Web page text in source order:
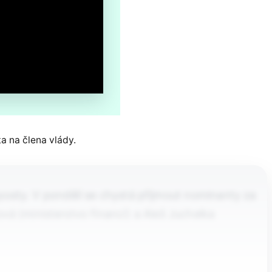
na člena vlády.